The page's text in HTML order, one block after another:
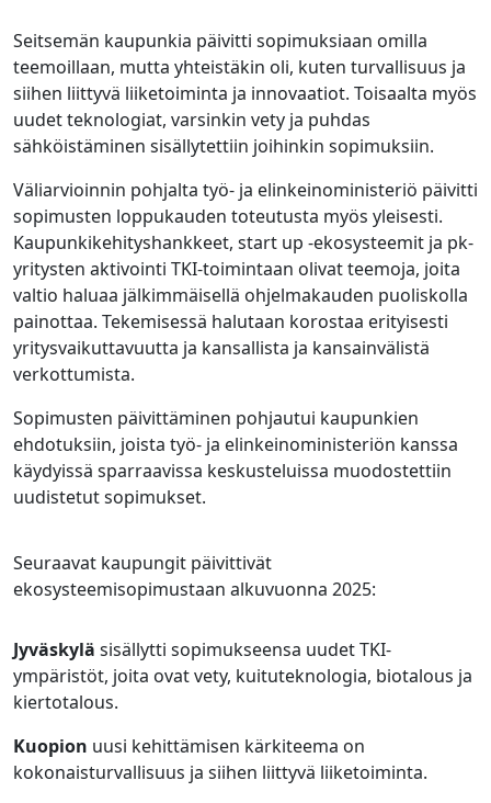
Seitsemän kaupunkia päivitti sopimuksiaan omilla
teemoillaan, mutta yhteistäkin oli, kuten turvallisuus ja
siihen liittyvä liiketoiminta ja innovaatiot. Toisaalta myös
uudet teknologiat, varsinkin vety ja puhdas
sähköistäminen sisällytettiin joihinkin sopimuksiin.
Väliarvioinnin pohjalta työ- ja elinkeinoministeriö päivitti
sopimusten loppukauden toteutusta myös yleisesti.
Kaupunkikehityshankkeet, start up -ekosysteemit ja pk-
yritysten aktivointi TKI-toimintaan olivat teemoja, joita
valtio haluaa jälkimmäisellä ohjelmakauden puoliskolla
painottaa. Tekemisessä halutaan korostaa erityisesti
yritysvaikuttavuutta ja kansallista ja kansainvälistä
verkottumista.
Sopimusten päivittäminen pohjautui kaupunkien
ehdotuksiin, joista työ- ja elinkeinoministeriön kanssa
käydyissä sparraavissa keskusteluissa muodostettiin
uudistetut sopimukset.
Seuraavat kaupungit päivittivät
ekosysteemisopimustaan alkuvuonna 2025:
Jyväskylä sisällytti sopimukseensa uudet TKI-
ympäristöt, joita ovat vety, kuituteknologia, biotalous ja
kiertotalous.
Kuopion uusi kehittämisen kärkiteema on
kokonaisturvallisuus ja siihen liittyvä liiketoiminta.